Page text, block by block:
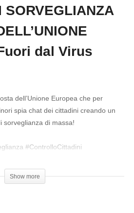
Embed Code
ROBERT FICO E VIKTOR
SORVEGLIANZA
dal Virus
dell’Unione Europea che per
spia chat dei cittadini creando un
sorveglianza di massa!
#ControlloCittadini
Show more